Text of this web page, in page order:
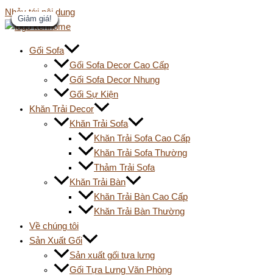
Nhảy tới nội dung
Gối Sofa
Gối Sofa Decor Cao Cấp
Gối Sofa Decor Nhung
Gối Sự Kiện
Khăn Trải Decor
Khăn Trải Sofa
Khăn Trải Sofa Cao Cấp
Khăn Trải Sofa Thường
Thảm Trải Sofa
Khăn Trải Bàn
Khăn Trải Bàn Cao Cấp
Khăn Trải Bàn Thường
Về chúng tôi
Sản Xuất Gối
Sản xuất gối tựa lưng
Gối Tựa Lưng Văn Phòng
Giảm giá!
Giảm giá!
Giảm giá!
Giảm giá!
Giảm giá!
Giảm giá!
Giảm giá!
Giảm giá!
Giảm giá!
Giảm giá!
Giảm giá!
Giảm giá!
Giảm giá!